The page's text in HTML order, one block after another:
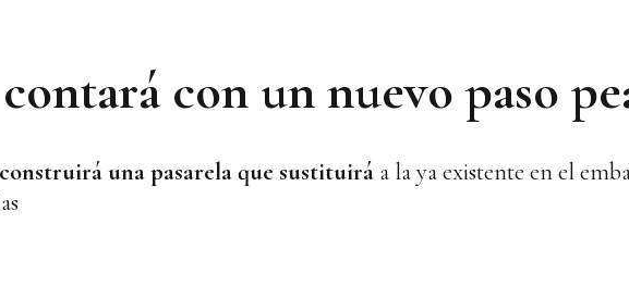
con un nuevo paso
una pasarela que sustituirá a la ya existente en el